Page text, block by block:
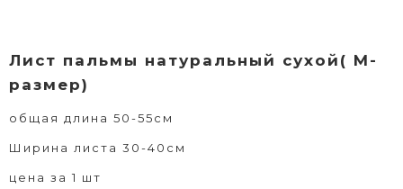
Лист пальмы натуральный сухой( М-
размер)
общая длина 50-55см
Ширина листа 30-40см
цена за 1 шт